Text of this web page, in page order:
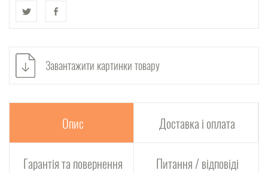
Завантажити картинки товару
Опис Доставка і оплата
Гарантія та повернення Питання / відповіді